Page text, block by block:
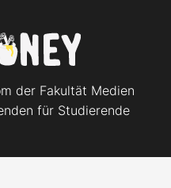
der Fakultät Medien
für Studierende